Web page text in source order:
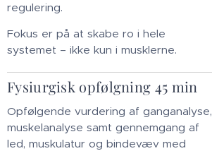
regulering.
Fokus er på at skabe ro i hele
systemet – ikke kun i musklerne.
Fysiurgisk opfølgning 45 min
Opfølgende vurdering af ganganalyse,
muskelanalyse samt gennemgang af
led, muskulatur og bindevæv med